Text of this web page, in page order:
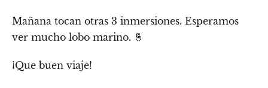
Mañana tocan otras 3 inmersiones. Esperamos
ver mucho lobo marino. 🤞
¡Que buen viaje!